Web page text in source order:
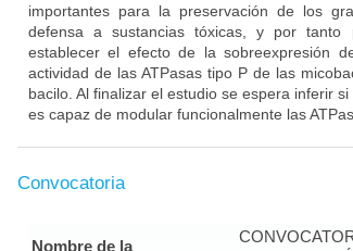
importantes para la preservación de los
defensa a sustancias tóxicas, y por tanto
establecer el efecto de la sobreexpresión
actividad de las ATPasas tipo P de las
bacilo. Al finalizar el estudio se espera inferir
es capaz de modular funcionalmente las
Convocatoria
Nombre de la